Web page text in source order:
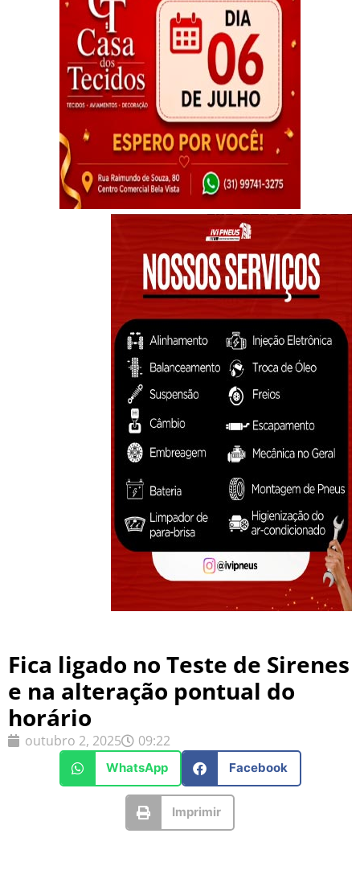
Fica ligado no Teste de Sirenes
e na alteração pontual do
horário
outubro 2, 2025 09:22
WhatsApp Facebook
Imprimir